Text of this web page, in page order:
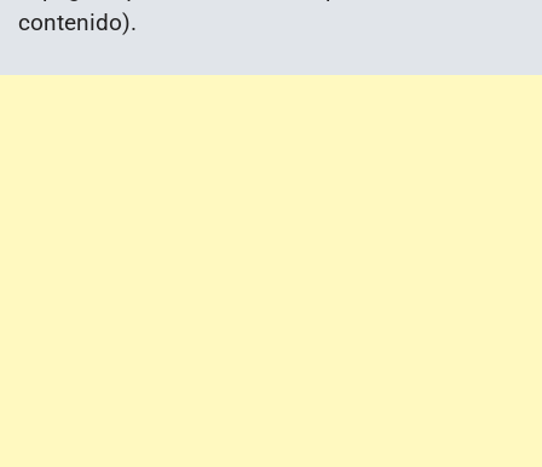
contenido).